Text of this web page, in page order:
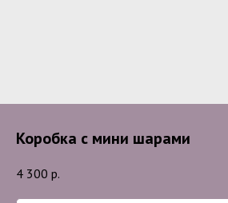
Коробка с мини шарами
4 300 р.